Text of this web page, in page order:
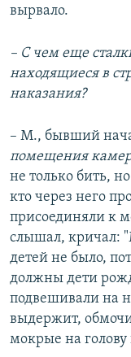
вырвало.
– С чем еще
находящиеся в
наказания?
– М., бывший
помещения
не только бить,
кто через него
присоединяли к
слышал, кричал:
детей не было,
должны дети
подвешивали на
выдержит,
мокрые на голову